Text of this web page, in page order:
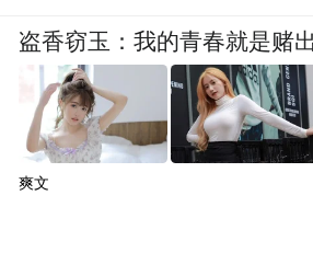
盗香窃玉：我的青春就是赌
爽文